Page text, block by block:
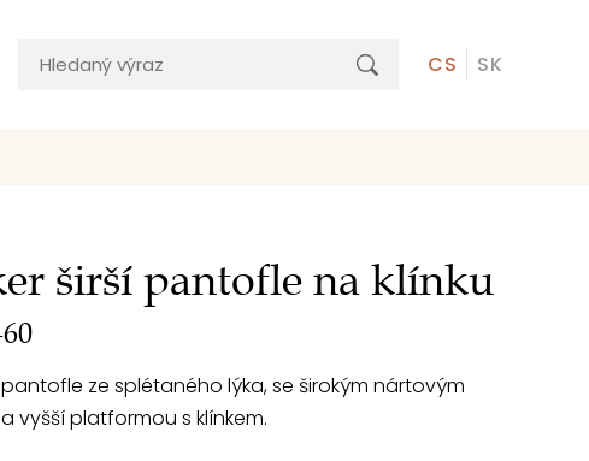
CS SK
širší pantofle na klínku
ze splétaného lýka, se širokým nártovým
vyšší platformou s klínkem.